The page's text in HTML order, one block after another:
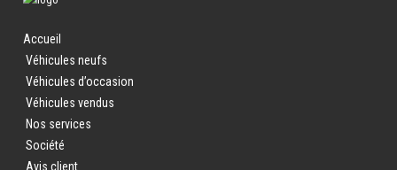
Accueil
Véhicules neufs
Véhicules d’occasion
Véhicules vendus
Nos services
Société
Avis client